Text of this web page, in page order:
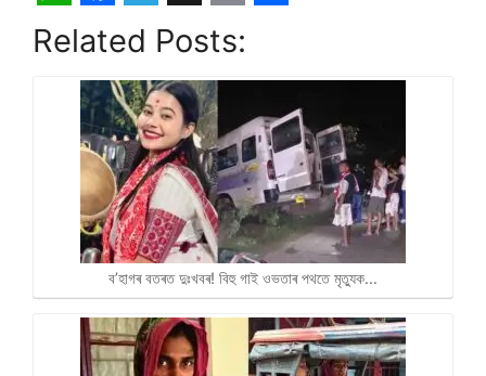
W
h
F
a
c
e
b
o
o
k
T
e
l
e
g
r
a
m
X
C
o
p
y
L
i
n
k
a
r
e
Related Posts:
ব’হাগৰ বতৰত দুঃখবৰ! বিহু গাই ওভতাৰ পথতে মৃত্যুক…